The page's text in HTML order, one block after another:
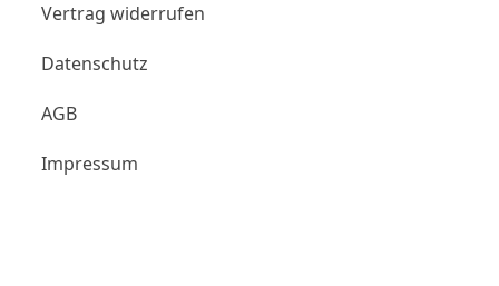
Vertrag widerrufen
Datenschutz
AGB
Impressum